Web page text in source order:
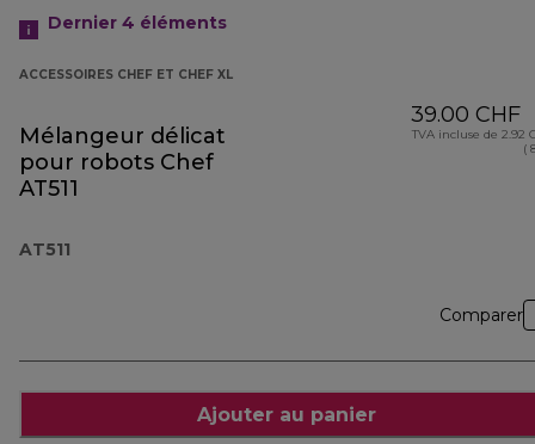
Dernier 4 éléments
ACCESSOIRES CHEF ET CHEF XL
Mélangeur délicat
pour robots Chef
AT511
AT511
39.00 CHF
TVA incluse de 2.92
(
Comparer
Ajouter au panier